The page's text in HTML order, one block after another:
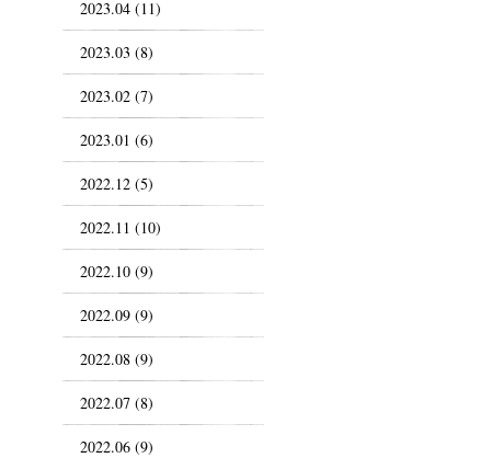
2023.04 (11)
2023.03 (8)
2023.02 (7)
2023.01 (6)
2022.12 (5)
2022.11 (10)
2022.10 (9)
2022.09 (9)
2022.08 (9)
2022.07 (8)
2022.06 (9)